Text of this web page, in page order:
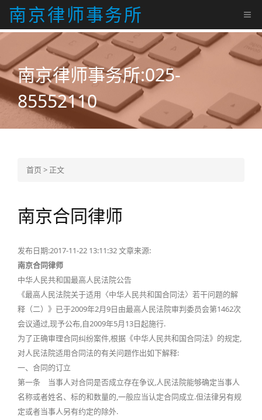
南京律师事务所
南京律师事务所:025-
85552110
首页 > 正文
南京合同律师
发布日期:2017-11-22 13:11:32文章来源:
南京合同律师
中华人民共和国最高人民法院公告
《最高人民法院关于适用〈中华人民共和国合同法〉若干问题的解
释（二）》已于2009年2月9日由最高人民法院审判委员会第1462次
会议通过,现予公布,自2009年5月13日起施行.
为了正确审理合同纠纷案件,根据《中华人民共和国合同法》的规定,
对人民法院适用合同法的有关问题作出如下解释:
一、合同的订立
第一条 当事人对合同是否成立存在争议,人民法院能够确定当事人
名称或者姓名、标的和数量的,一般应当认定合同成立.但法律另有规
定或者当事人另有约定的除外.